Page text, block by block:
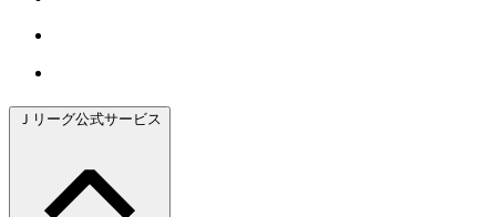
Ｊリーグ公式サービス